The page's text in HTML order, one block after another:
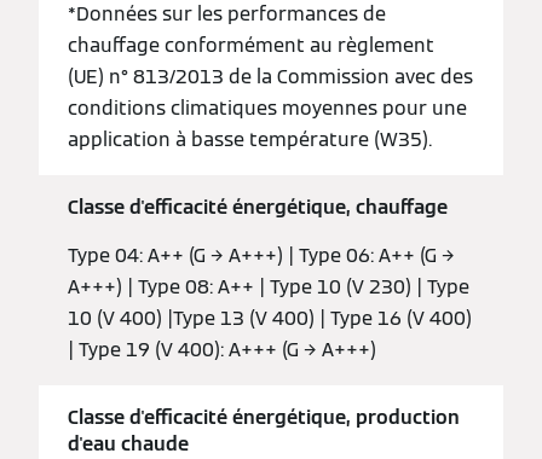
*Données sur les performances de
chauffage conformément au règlement
(UE) n° 813/2013 de la Commission avec des
conditions climatiques moyennes pour une
application à basse température (W35).
Classe d'efficacité énergétique, chauffage
Type 04: A++ (G → A+++) | Type 06: A++ (G →
A+++) | Type 08: A++ | Type 10 (V 230) | Type
10 (V 400) |Type 13 (V 400) | Type 16 (V 400)
| Type 19 (V 400): A+++ (G → A+++)
Classe d'efficacité énergétique, production
d'eau chaude